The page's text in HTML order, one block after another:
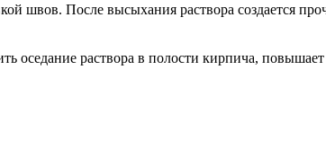
швов. После высыхания раствора создается
оседание раствора в полости кирпича,